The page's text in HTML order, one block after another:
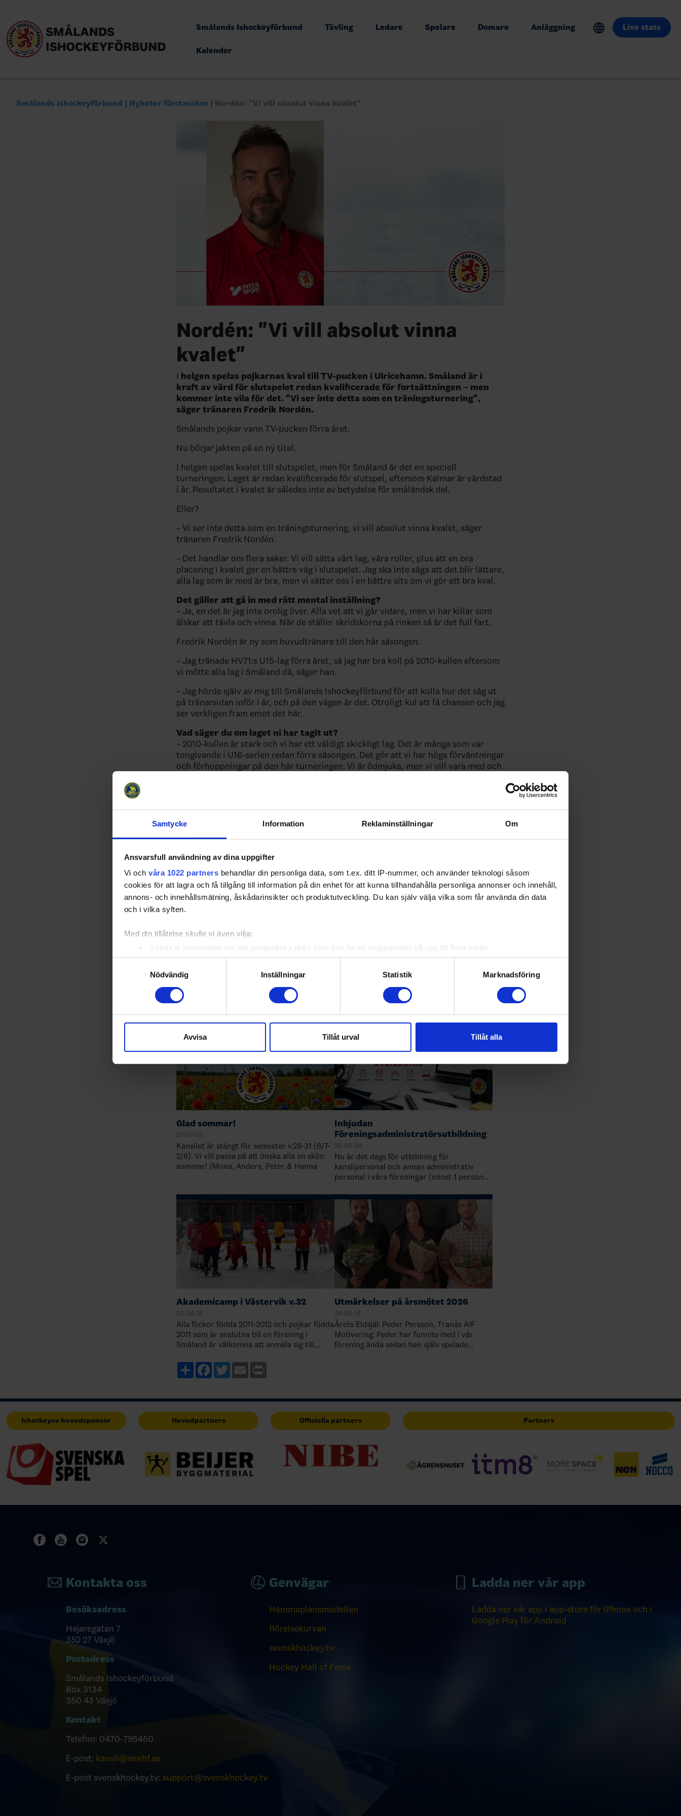
Samtycke Information Reklaminställningar Om
Ansvarsfull användning av dina uppgifter
Vi och våra 1022 partners behandlar din personliga data, som t.ex. ditt IP-nummer, och använder teknologi såsom
cookies för att lagra och få tillgång till information på din enhet för att kunna tillhandahålla personliga annonser och innehåll,
annons- och innehållsmätning, åskådarinsikter och produktutveckling. Du kan själv välja vilka som får använda din data
och i vilka syften.
Med din tillåtelse skulle vi även vilja:
Samla in information om din geografiska plats som kan ha en noggrannhet på upp till flera meter
Identifiera din enhet genom att aktivt skanna den för specifika kännetecken (fingeravtryck)
Ta reda på mer om hur dina personliga uppgifter behandlas och ställ in dina preferenser i
detaljsektionen. Du kan ändra
eller dra tillbaka ditt samtycke när som helst från cookie-förklaringen.
sociala medier och analysera vår trafik. Vi vidarebefordrar även sådana identifierare och annan information från din enhet
till de sociala medier och annons- och analysföretag som vi samarbetar med. Dessa kan i sin tur kombinera informationen
Nödvändig
Inställningar Statistik Marknadsföring
Avvisa Tillåt urval Tillåt alla
Smålands Ishockeyförbund Tävling Ledare Spelare Domare Anläggning Live stats
Kalender
Smålands Ishockeyförbund Nyheter förstasidan Nordén: "Vi vill absolut vinna kvalet"
Nordén: "Vi vill absolut vinna
kvalet"
I helgen spelas pojkarnas kval till TV-pucken i Ulricehamn. Småland är i
kraft av värd för slutspelet redan kvalificerade för fortsättningen – men
kommer inte vila för det. "Vi ser inte detta som en träningsturnering",
säger tränaren Fredrik Nordén.
Smålands pojkar vann TV-pucken förra året.
Nu börjar jakten på en ny titel.
I helgen spelas kvalet till slutspelet, men för Småland är det en speciell
turneringen. Laget är redan kvalificerade för slutspel, eftersom Kalmar är värdstad
i år. Resultatet i kvalet är således inte av betydelse för småländsk del.
Eller?
– Vi ser inte detta som en träningsturnering, vi vill absolut vinna kvalet, säger
tränaren Fredrik Nordén.
– Det handlar om flera saker. Vi vill sätta vårt lag, våra roller, plus att en bra
placering i kvalet ger en bättre väg i slutspelet. Jag ska inte säga att det blir lättare,
alla lag som är med är bra, men vi sätter oss i en bättre sits om vi gör ett bra kval.
Det gäller att gå in med rätt mental inställning?
– Ja, en det är jag inte orolig över. Alla vet att vi går vidare, men vi har killar som
älskar att tävla och vinna. När de ställer skridskorna på rinken så är det full fart.
Fredrik Nordén är ny som huvudtränare till den här säsongen.
– Jag tränade HV71:s U15-lag förra året, så jag har bra koll på 2010-kullen eftersom
vi mötte alla lag i Småland då, säger han.
– Jag hörde själv av mig till Smålands Ishockeyförbund för att kolla hur det såg ut
på tränarsidan inför i år, och på den vägen är det. Otroligt kul att få chansen och jag
ser verkligen fram emot det här.
Vad säger du om laget ni har tagit ut?
– 2010-kullen är stark och vi har ett väldigt skickligt lag. Det är många som var
tongivande i U16-serien redan förra säsongen. Det gör att vi har höga förväntningar
och förhoppningar på den här turneringen. Vi är ödmjuka, men vi vill vara med och
– Precis, och vi tränare har som främsta utmaning och uppgift att foga ihop
gruppen och få alla att acceptera sina roller. En del spelar mer, en del spelar
mindre, men alla är lika viktiga. Vi har lagt ner mycket tid på att hitta olika
rollspelare för att verkligen bli ett lag.
Småland vann i fjol, skapar det press?
– Mer inspiration skulle jag säga, det vore häftigt att vinna två år i rad.
SPELSCHEMA
2025-09-05 16:45 Småland – Skåne
2025-09-06 13:00 Småland – Västergötland
2025-09-07 08:30 Bohuslän/Dal – Småland
2025-09-07 17:30 Småland – Göteborg
Relaterade artiklar
Glad sommar!
26-07-03
Kansliet är stängt för semester v.28-31 (6/7-
2/8). Vi vill passa på att önska alla en skön
sommar! /Mona, Anders, Peter & Hanna
Inbjudan
Föreningsadministratörsutbildning
26-06-29
Nu är det dags för utbildning för
kanslipersonal och annan administrativ
personal i våra föreningar (minst 1 person
kunskaperna kring de administrativa rutin…
Akademicamp i Västervik v.32
26-06-18
Alla flickor födda 2011-2012 och pojkar födda
2011 som är anslutna till en förening i
Småland är välkomna att anmäla sig till
godkänner ditt deltagande innan d…
Utmärkelser på årsmötet 2026
26-06-18
Årets Eldsjäl: Peder Persson, Tranås AIF
Motivering: Peder har funnits med i vår
förening ända sedan han själv spelade
ShareFacebook
TwitterEmail
Ishockeyns huvudsponsor Huvudpartners Officiella partners Partners
Kontakta oss
Besöksadress
Hejaregatan 7
352 27 Växjö
Postadress
Smålands Ishockeyförbund
Box 3134
350 43 Växjö
Kontakt
Telefon: 0470-795450
E-post: kansli@smihf.se
E-post svenskhockey.tv: support@svenskhockey.tv
Genvägar
Hemmaplansmodellen
Rörelsekurvan
svenskhockey.tv
Hockey Hall of Fame
Ladda ner vår app
Ladda ner vår app i app-store för iPhone och i
Google Play för Android